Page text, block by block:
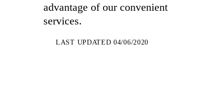
advantage of our convenient
services.
LAST UPDATED 04/06/2020